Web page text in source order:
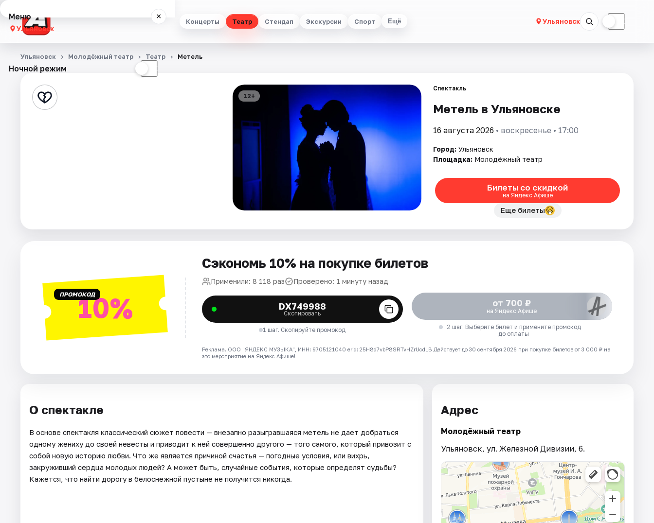
Концерты Театр Стендап Экскурсии Спорт Ещё Ульяновск ☾
Меню ×
Ульяновск
Концерты
Стендап
Ночной режим ☾
Ульяновск Молодёжный театр Театр Метель
12+
Спектакль
Метель в Ульяновске
16 августа 2026 • воскресенье • 17:00
Город: Ульяновск
Площадка: Молодёжный театр
Билеты со скидкой
на Яндекс Афише
Еще билеты
ПРОМОКОД10%
Сэкономь 10% на покупке билетов
Применили: 8 118 раз Проверено: 1 минуту назад
DX749988
Скопировать
1 шаг. Скопируйте промокод
от 700 ₽
на Яндекс Афише
2 шаг. Выберите билет и примените промокод
до оплаты
Реклама. ООО "ЯНДЕКС МУЗЫКА", ИНН: 9705121040 erid: 25H8d7vbP8SRTvHZrUcdLB Действует до 30 сентября 2026 при покупке билетов от 3 000 ₽ на
это мероприятие на Яндекс Афише!
О спектакле
В основе спектакля классический сюжет повести — внезапно разыгравшаяся метель не дает добраться
одному жениху до своей невесты и приводит к ней совершенно другого — того самого, который привозит с
собой новую историю любви. Что же является причиной счастья — погодные условия, или вихрь,
закруживший сердца молодых людей? А может быть, случайные события, которые определят судьбы?
Кажется, что найти дорогу в белоснежной пустыне не получится никогда.
Адрес
Молодёжный театр
Ульяновск, ул. Железной Дивизии, 6.